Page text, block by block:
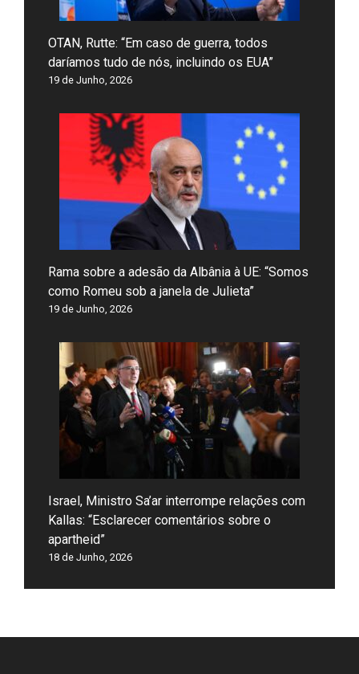
OTAN, Rutte: “Em caso de guerra, todos
daríamos tudo de nós, incluindo os EUA”
19 de Junho, 2026
Rama sobre a adesão da Albânia à UE: “Somos
como Romeu sob a janela de Julieta”
19 de Junho, 2026
Israel, Ministro Sa’ar interrompe relações com
Kallas: “Esclarecer comentários sobre o
apartheid”
18 de Junho, 2026